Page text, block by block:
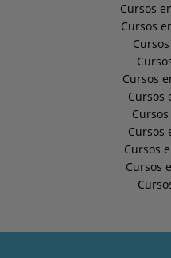
Cursos
Cursos
Cursos
Cursos
Cursos
Cursos
Cursos